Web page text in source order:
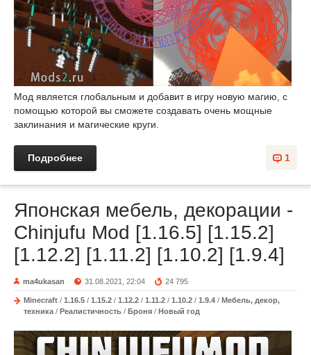
Мод является глобальным и добавит в игру новую магию, с
помощью которой вы сможете создавать очень мощные
заклинания и магические круги.
1
Подробнее
Японская мебель, декорации -
Chinjufu Mod [1.16.5] [1.15.2]
[1.12.2] [1.11.2] [1.10.2] [1.9.4]
ma4ukasan 31.08.2021, 22:04 24 795
Minecraft / 1.16.5 / 1.15.2 / 1.12.2 / 1.11.2 / 1.10.2 / 1.9.4 / Мебель, декор,
техника / Реалистичность / Броня / Новый год